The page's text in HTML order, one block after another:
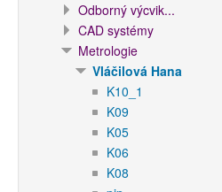
Odborný výcvik...
CAD systémy
Metrologie
Vláčilová Hana
K10_1
K09
K05
K06
K08